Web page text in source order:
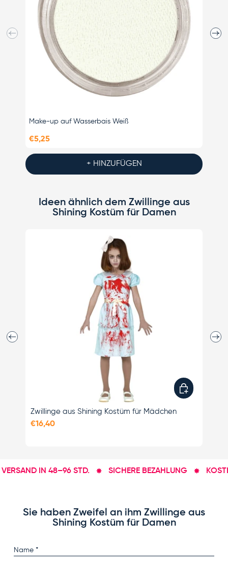
Make-up auf Wasserbais Weiß
€5,25
+ HINZUFÜGEN
Vorherige
Ideen ähnlich dem Zwillinge aus
Shining Kostüm für Damen
Zwillinge aus Shining Kostüm für Mädchen
€16,40
Optionen
Vorherige
IN 48–96 STD. SICHERE BEZAHLUNG
Sie haben Zweifel an ihm Zwillinge aus
Shining Kostüm für Damen